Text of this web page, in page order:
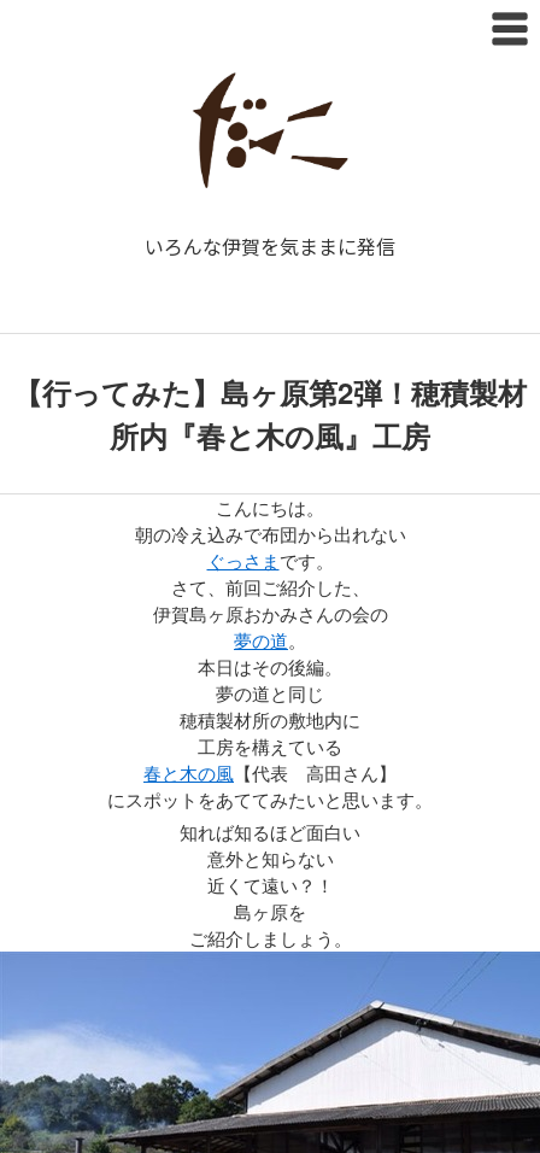
いろんな伊賀を気ままに発信
【行ってみた】島ヶ原第2弾！穂積製材
所内『春と木の風』工房
こんにちは。
朝の冷え込みで布団から出れない
ぐっさまです。
さて、前回ご紹介した、
伊賀島ヶ原おかみさんの会の
夢の道。
本日はその後編。
夢の道と同じ
穂積製材所の敷地内に
工房を構えている
春と木の風 【代表 高田さん】
にスポットをあててみたいと思います。
知れば知るほど面白い
意外と知らない
近くて遠い？！
島ヶ原を
ご紹介しましょう。